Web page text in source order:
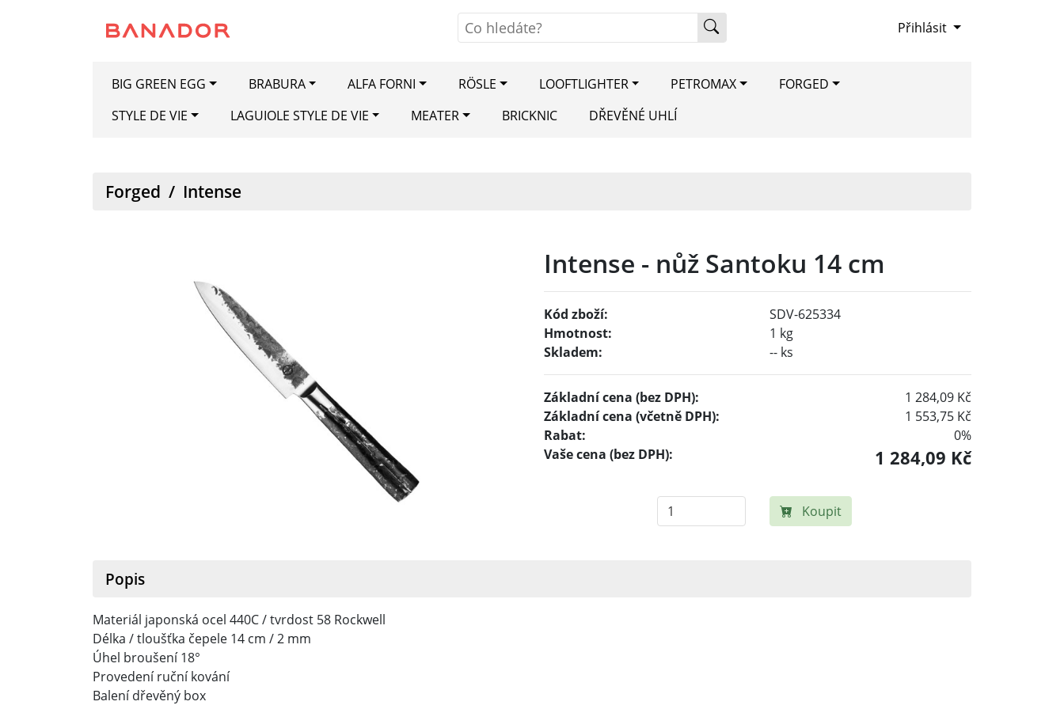
Přihlásit
BIG GREEN EGG BRABURA ALFA FORNI RÖSLE LOOFTLIGHTER PETROMAX
FORGED
STYLE DE VIE
LAGUIOLE STYLE DE VIE MEATER BRICKNIC DŘEVĚNÉ UHLÍ
Forged / Intense
Intense - nůž Santoku 14 cm
Kód zboží:
SDV-625334
Hmotnost:
1 kg
Skladem:
-- ks
Základní cena (bez DPH):
1 284,09 Kč
Základní cena (včetně DPH):
1 553,75 Kč
Rabat:
0%
Vaše cena (bez DPH):
1 284,09 Kč
Koupit
Popis
Materiál japonská ocel 440C / tvrdost 58 Rockwell
Délka / tloušťka čepele 14 cm / 2 mm
Úhel broušení 18°
Provedení ruční kování
Balení dřevěný box